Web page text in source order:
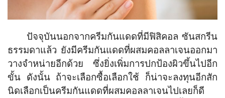
ปัจจุบันนอกจากครีมกันแดดที่มีฟิสิคอล ซันสกรีน
ธรรมดาแล้ว ยังมีครีมกันแดดที่ผสมคอลลาเจนออกมา
วางจำหน่ายอีกด้วย ซึ่งยิ่งเพิ่มการปกป้องผิวขึ้นไปอีก
ขั้น ดังนั้น ถ้าจะเลือกซื้อเลือกใช้ ก็น่าจะลงทุนอีกสัก
นิดเลือกเป็นครีมกันแดดที่ผสมคอลลาเจนไปเลยก็ดี